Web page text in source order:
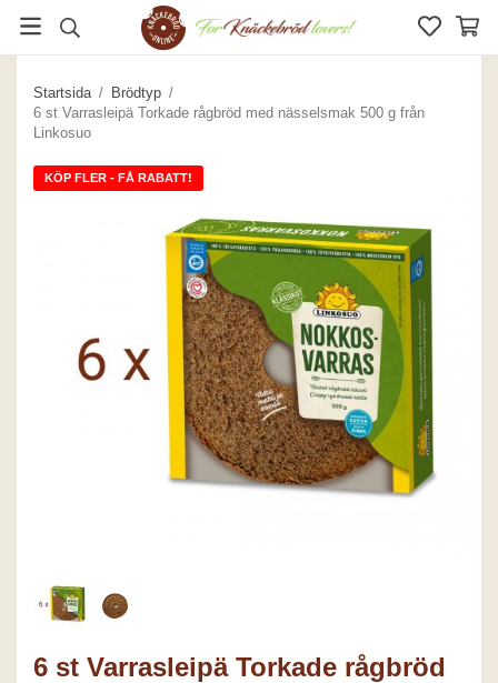
Startsida / Brödtyp /
6 st Varrasleipä Torkade rågbröd med nässelsmak 500 g från
Linkosuo
KÖP FLER - FÅ RABATT!
6 st Varrasleipä Torkade rågbröd